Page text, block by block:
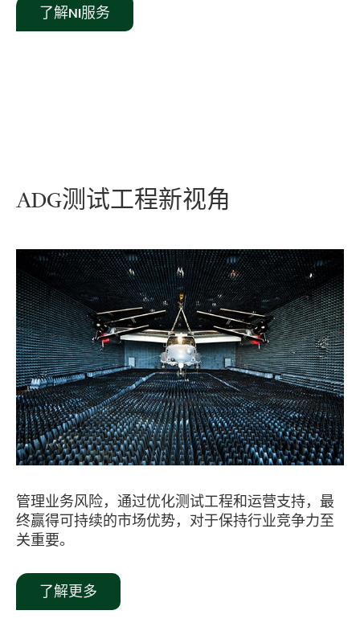
了解NI服务
ADG测试工程新视角
管理业务风险，通过优化测试工程和运营支持，最
终赢得可持续的市场优势，对于保持行业竞争力至
关重要。
了解更多